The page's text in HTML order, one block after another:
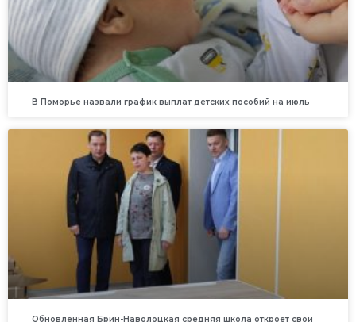
В Поморье назвали график выплат детских пособий на июль
Обновленная Брин-Наволоцкая средняя школа откроет свои